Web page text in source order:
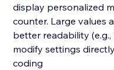
display personalized
counter. Large values
better readability (e.g.,
modify settings
coding